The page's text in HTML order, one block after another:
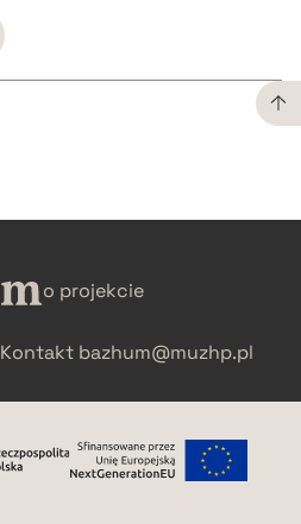
o projekcie
Kontakt bazhum@muzhp.pl